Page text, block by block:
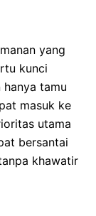
yang
kunci
tamu
masuk ke
utama
bersantai
khawatir